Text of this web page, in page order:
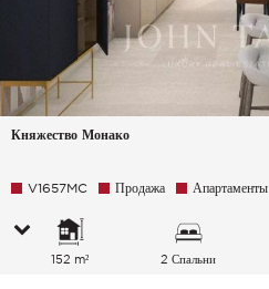
Княжество Монако
V1657MC Продажа Апартаменты
152 m² 2 Спальни